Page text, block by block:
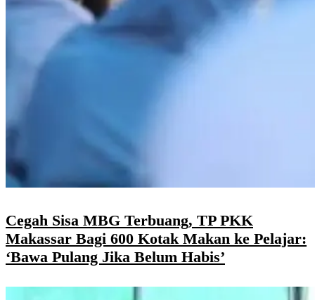
Cegah Sisa MBG Terbuang, TP PKK
Makassar Bagi 600 Kotak Makan ke Pelajar:
‘Bawa Pulang Jika Belum Habis’